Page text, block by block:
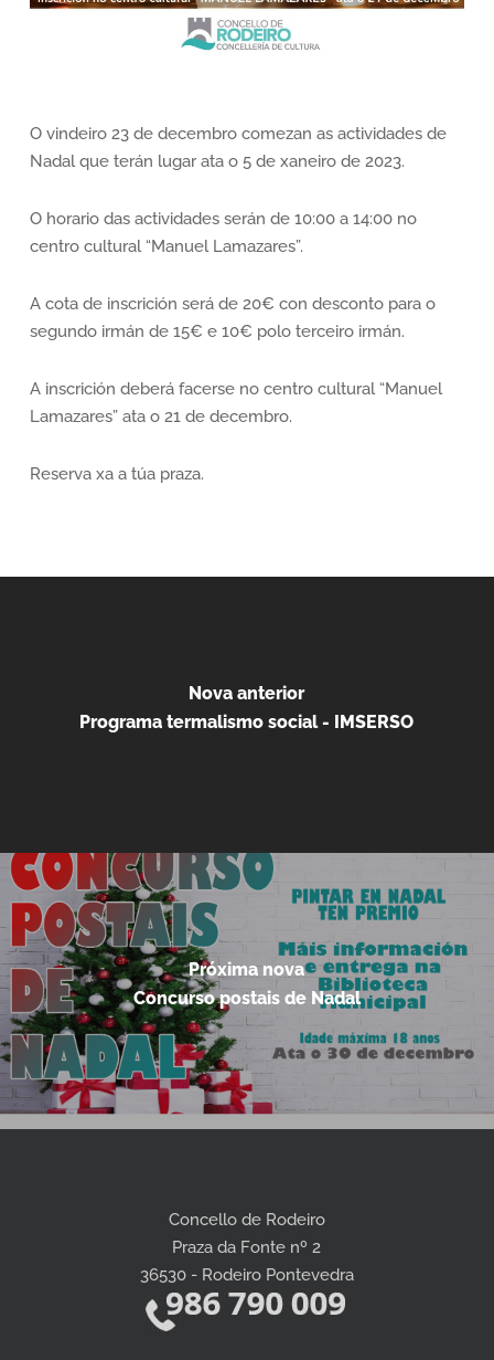
O vindeiro 23 de decembro comezan as actividades de
Nadal que terán lugar ata o 5 de xaneiro de 2023.
O horario das actividades serán de 10:00 a 14:00 no
centro cultural “Manuel Lamazares”.
A cota de inscrición será de 20€ con desconto para o
segundo irmán de 15€ e 10€ polo terceiro irmán.
A inscrición deberá facerse no centro cultural “Manuel
Lamazares” ata o 21 de decembro.
Reserva xa a túa praza.
Nova anterior
Programa termalismo social - IMSERSO
Próxima nova
Concurso postais de Nadal
Concello de Rodeiro
Praza da Fonte nº 2
36530 - Rodeiro Pontevedra